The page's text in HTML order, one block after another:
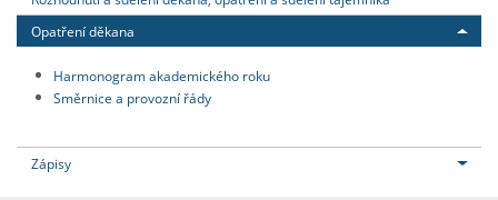
Opatření děkana
Harmonogram akademického roku
Směrnice a provozní řády
Zápisy